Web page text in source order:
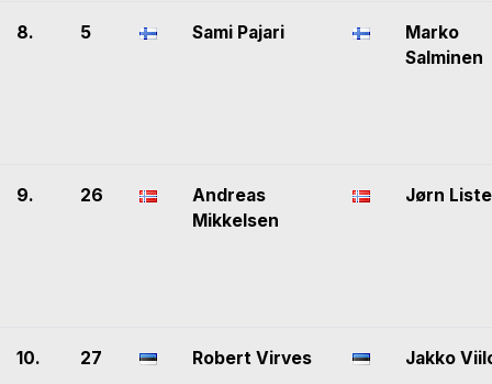
8. 5 Sami Pajari
Marko
Salminen
9. 26
Andreas
Mikkelsen
Jørn
10. 27 Robert Virves Jakko